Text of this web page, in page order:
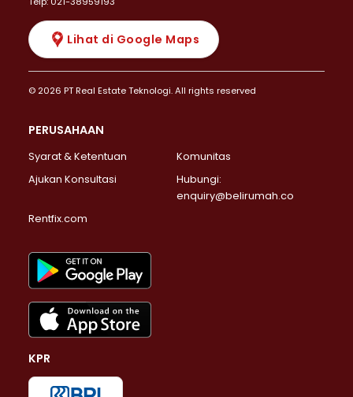
Lihat di Google Maps
© 2026 PT Real Estate Teknologi. All rights reserved
PERUSAHAAN
Syarat & Ketentuan
Komunitas
Ajukan Konsultasi
Hubungi:
enquiry@belirumah.co
Rentfix.com
KPR